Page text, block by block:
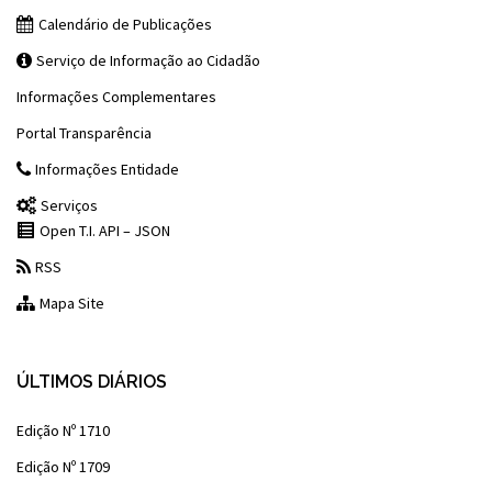
Calendário de Publicações
Serviço de Informação ao Cidadão
Informações Complementares
Portal Transparência
Informações Entidade
Serviços
Open T.I. API – JSON
RSS
Mapa Site
ÚLTIMOS DIÁRIOS
Edição Nº 1710
Edição Nº 1709